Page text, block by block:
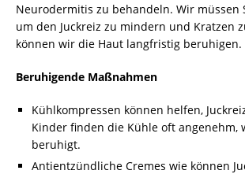
Neurodermitis zu behandeln. Wir müssen
um den Juckreiz zu mindern und Kratzen
können wir die Haut langfristig beruhigen.
Beruhigende Maßnahmen
Kühlkompressen können helfen,
Kinder finden die Kühle oft angenehm,
beruhigt.
Antientzündliche Cremes wie können